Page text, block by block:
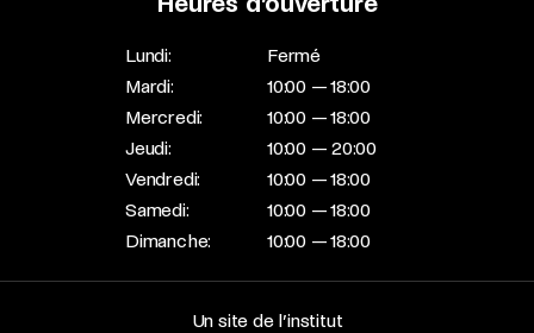
Lundi:
Fermé
Mardi:
10:00 — 18:00
Mercredi:
10:00 — 18:00
Jeudi:
10:00 — 20:00
Vendredi:
10:00 — 18:00
Samedi:
10:00 — 18:00
Dimanche:
10:00 — 18:00
Un site de l’institut